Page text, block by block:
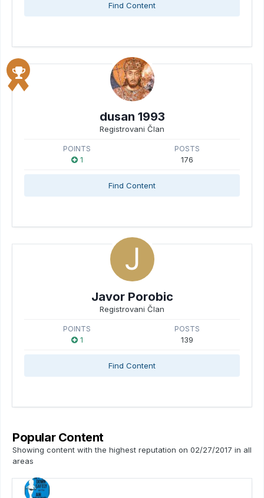
Find Content
dusan 1993
Registrovani Član
POINTS
1
POSTS
176
Find Content
Javor Porobic
Registrovani Član
POINTS
1
POSTS
139
Find Content
Popular Content
Showing content with the highest reputation on 02/27/2017 in all
areas